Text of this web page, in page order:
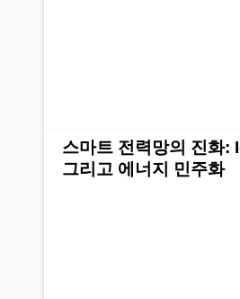
스마트 전력망의 진화:
그리고 에너지 민주화